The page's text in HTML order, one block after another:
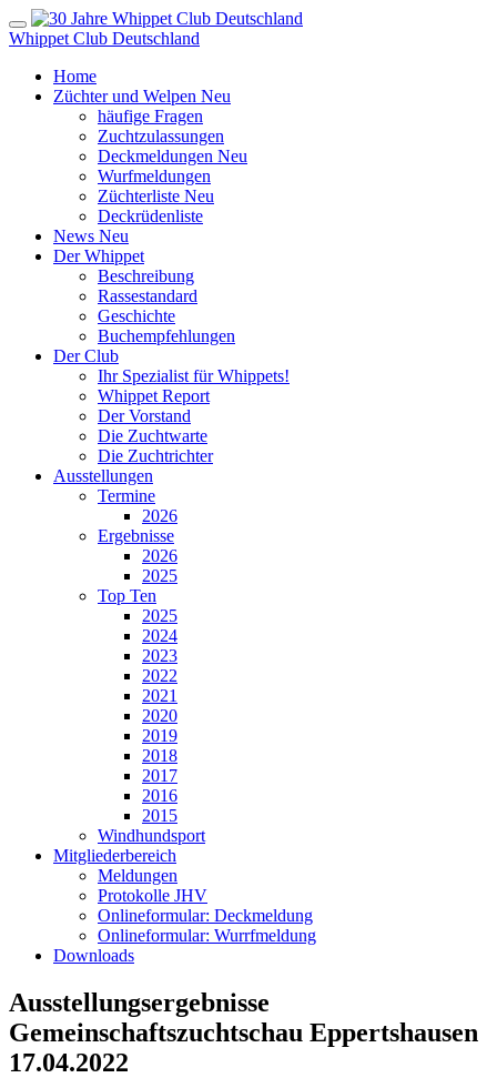
Whippet Club Deutschland
Home
Züchter und Welpen Neu
häufige Fragen
Zuchtzulassungen
Deckmeldungen Neu
Wurfmeldungen
Züchterliste Neu
Deckrüdenliste
News Neu
Der Whippet
Beschreibung
Rassestandard
Geschichte
Buchempfehlungen
Der Club
Ihr Spezialist für Whippets!
Whippet Report
Der Vorstand
Die Zuchtwarte
Die Zuchtrichter
Ausstellungen
Termine
2026
Ergebnisse
2026
2025
Top Ten
2025
2024
2023
2022
2021
2020
2019
2018
2017
2016
2015
Windhundsport
Mitgliederbereich
Meldungen
Protokolle JHV
Onlineformular: Deckmeldung
Onlineformular: Wurrfmeldung
Downloads
Ausstellungsergebnisse
Gemeinschaftszuchtschau Eppertshausen
17.04.2022